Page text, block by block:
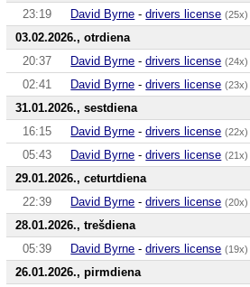
23:19
David Byrne -drivers license (25x)
03.02.2026., otrdiena
20:37
David Byrne -drivers license (24x)
02:41
David Byrne -drivers license (23x)
31.01.2026., sestdiena
16:15
David Byrne -drivers license (22x)
05:43
David Byrne -drivers license (21x)
29.01.2026., ceturtdiena
22:39
David Byrne -drivers license (20x)
28.01.2026., trešdiena
05:39
David Byrne -drivers license (19x)
26.01.2026., pirmdiena